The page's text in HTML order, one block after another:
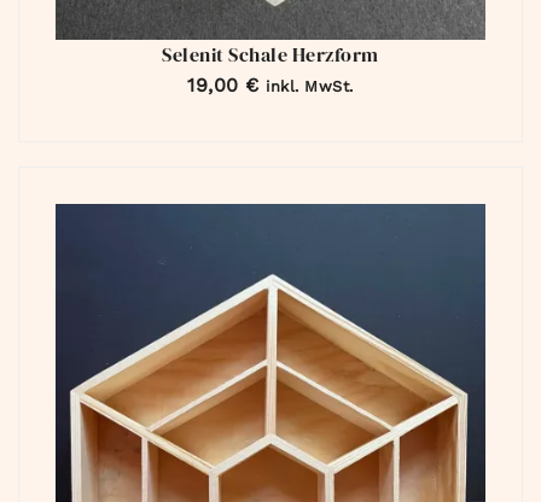
Selenit Schale Herzform
19,00 € inkl. MwSt.